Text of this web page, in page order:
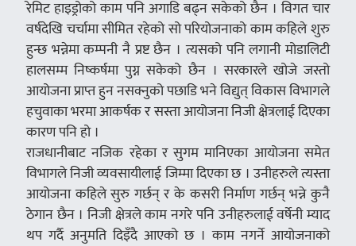
रेमिट हाइड्रोको काम पनि अगाडि बढ्न सकेको छैन । विगत चार
वर्षदेखि चर्चामा सीमित रहेको सो परियोजनाको काम कहिले शुरु
हुन्छ भन्नेमा कम्पनी नै प्रष्ट छैन । त्यसको पनि लगानी मोडालिटी
हालसम्म निष्कर्षमा पुग्न सकेको छैन । सरकारले खोजे जस्तो
आयोजना प्राप्त हुन नसक्नुको पछाडि भने विद्युत् विकास विभागले
हचुवाका भरमा आकर्षक र सस्ता आयोजना निजी क्षेत्रलाई दिएका
कारण पनि हो ।
राजधानीबाट नजिक रहेका र सुगम मानिएका आयोजना समेत
विभागले निजी व्यवसायीलाई जिम्मा दिएका छ । उनीहरुले त्यस्ता
आयोजना कहिले सुरु गर्छन् र के कसरी निर्माण गर्छन् भन्ने कुनै
ठेगान छैन । निजी क्षेत्रले काम नगरे पनि उनीहरुलाई वर्षेनी म्याद
थप गर्दै अनुमति दिइँदै आएको छ । काम नगर्ने आयोजनाको